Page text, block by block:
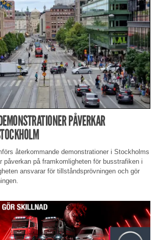
PÅVERKAR
återkommande demonstrationer i Stockholms
påverkan på framkomligheten för busstrafiken i
ansvarar för tillståndsprövningen och gör